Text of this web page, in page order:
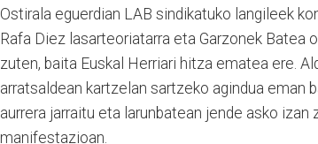
Ostirala eguerdian LAB sindikatuko langileek
Rafa Diez lasarteoriatarra eta Garzonek
zuten, baita Euskal Herriari hitza ematea ere.
arratsaldean kartzelan sartzeko agindua eman
aurrera jarraitu eta larunbatean jende asko
manifestazioan.